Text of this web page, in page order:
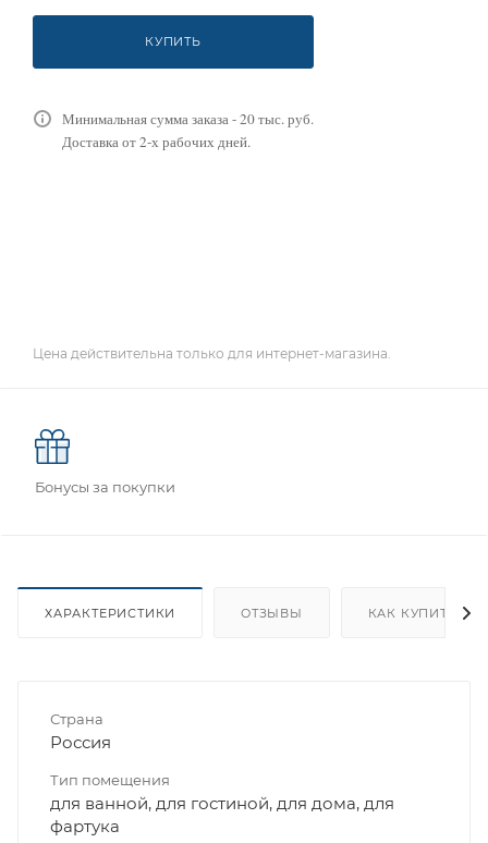
КУПИТЬ
Минимальная сумма заказа - 20 тыс. руб.
Доставка от 2-х рабочих дней.
Цена действительна только для интернет-магазина.
Бонусы за покупки
ХАРАКТЕРИСТИКИ ОТЗЫВЫ КАК КУПИТЬ
Страна
Россия
Тип помещения
для ванной, для гостиной, для дома, для
фартука